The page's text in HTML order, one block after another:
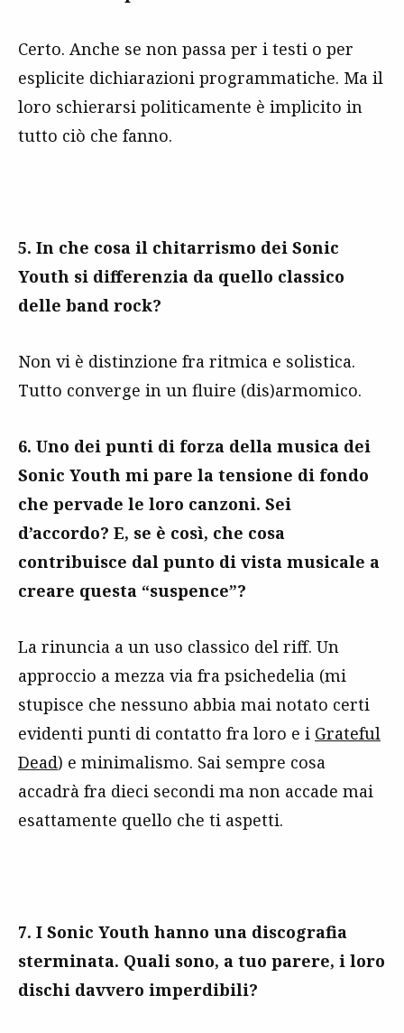
Certo. Anche se non passa per i testi o per
esplicite dichiarazioni programmatiche. Ma il
loro schierarsi politicamente è implicito in
tutto ciò che fanno.
5. In che cosa il chitarrismo dei Sonic
Youth si differenzia da quello classico
delle band rock?
Non vi è distinzione fra ritmica e solistica.
Tutto converge in un fluire (dis)armomico.
6. Uno dei punti di forza della musica dei
Sonic Youth mi pare la tensione di fondo
che pervade le loro canzoni. Sei
d’accordo? E, se è così, che cosa
contribuisce dal punto di vista musicale a
creare questa “suspence”?
La rinuncia a un uso classico del riff. Un
approccio a mezza via fra psichedelia (mi
stupisce che nessuno abbia mai notato certi
evidenti punti di contatto fra loro e i Grateful
Dead) e minimalismo. Sai sempre cosa
accadrà fra dieci secondi ma non accade mai
esattamente quello che ti aspetti.
7. I Sonic Youth hanno una discografia
sterminata. Quali sono, a tuo parere, i loro
dischi davvero imperdibili?